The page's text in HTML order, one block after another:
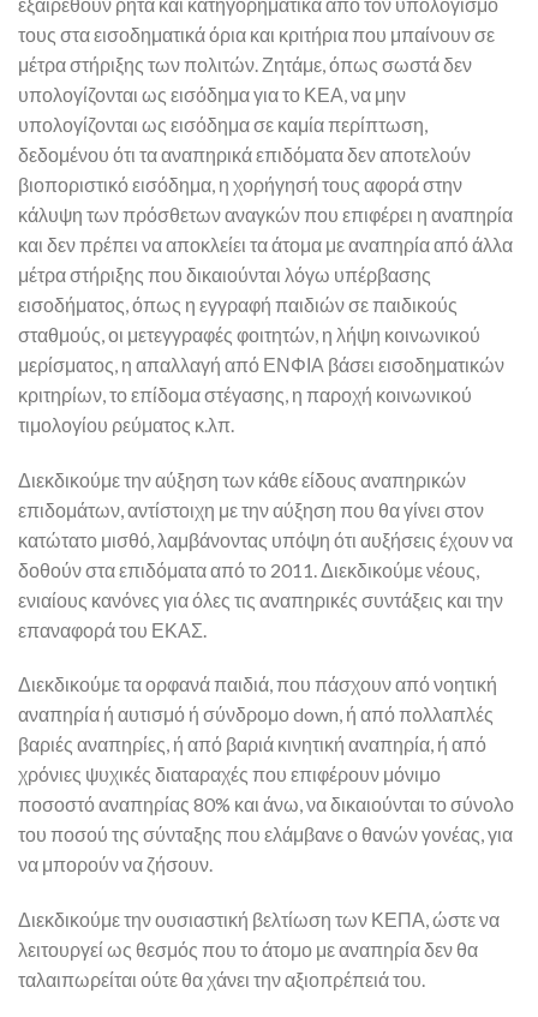
τους στα εισοδηματικά όρια και κριτήρια που μπαίνουν σε
μέτρα στήριξης των πολιτών. Ζητάμε, όπως σωστά δεν
υπολογίζονται ως εισόδημα για το ΚΕΑ, να μην
υπολογίζονται ως εισόδημα σε καμία περίπτωση,
δεδομένου ότι τα αναπηρικά επιδόματα δεν αποτελούν
βιοποριστικό εισόδημα, η χορήγησή τους αφορά στην
κάλυψη των πρόσθετων αναγκών που επιφέρει η αναπηρία
και δεν πρέπει να αποκλείει τα άτομα με αναπηρία από άλλα
μέτρα στήριξης που δικαιούνται λόγω υπέρβασης
εισοδήματος, όπως η εγγραφή παιδιών σε παιδικούς
σταθμούς, οι μετεγγραφές φοιτητών, η λήψη κοινωνικού
μερίσματος, η απαλλαγή από ΕΝΦΙΑ βάσει εισοδηματικών
κριτηρίων, το επίδομα στέγασης, η παροχή κοινωνικού
τιμολογίου ρεύματος κ.λπ.
Διεκδικούμε την αύξηση των κάθε είδους αναπηρικών
επιδομάτων, αντίστοιχη με την αύξηση που θα γίνει στον
κατώτατο μισθό, λαμβάνοντας υπόψη ότι αυξήσεις έχουν να
δοθούν στα επιδόματα από το 2011. Διεκδικούμε νέους,
ενιαίους κανόνες για όλες τις αναπηρικές συντάξεις και την
επαναφορά του ΕΚΑΣ.
Διεκδικούμε τα ορφανά παιδιά, που πάσχουν από νοητική
αναπηρία ή αυτισμό ή σύνδρομο down, ή από πολλαπλές
βαριές αναπηρίες, ή από βαριά κινητική αναπηρία, ή από
χρόνιες ψυχικές διαταραχές που επιφέρουν μόνιμο
ποσοστό αναπηρίας 80% και άνω, να δικαιούνται το σύνολο
του ποσού της σύνταξης που ελάμβανε ο θανών γονέας, για
να μπορούν να ζήσουν.
Διεκδικούμε την ουσιαστική βελτίωση των ΚΕΠΑ, ώστε να
λειτουργεί ως θεσμός που το άτομο με αναπηρία δεν θα
ταλαιπωρείται ούτε θα χάνει την αξιοπρέπειά του.